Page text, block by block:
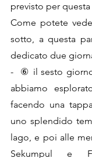
previsto per
Come potete
sotto, a questa
dedicato due
-  ⑥ il sesto
abbiamo
facendo una
uno splendido
lago, e poi alle
Sekumpul e